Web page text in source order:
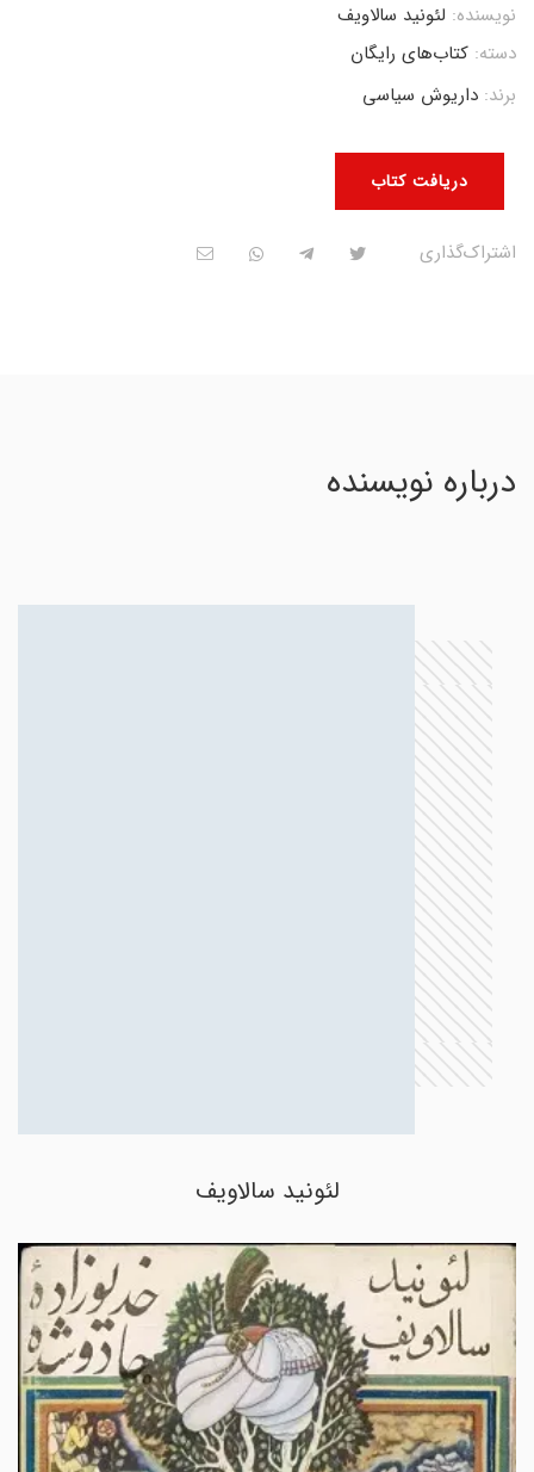
دریافت کتاب
نویسنده: لئونید سالاویف
دسته: کتاب‌های رایگان
برند: داریوش سیاسی
اشتراک‌گذاری
درباره نویسنده
لئونید سالاویف